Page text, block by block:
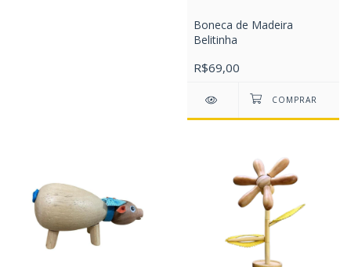
Boneca de Madeira
Belitinha
R$69,00